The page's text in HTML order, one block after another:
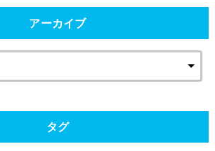
アーカイブ
タグ